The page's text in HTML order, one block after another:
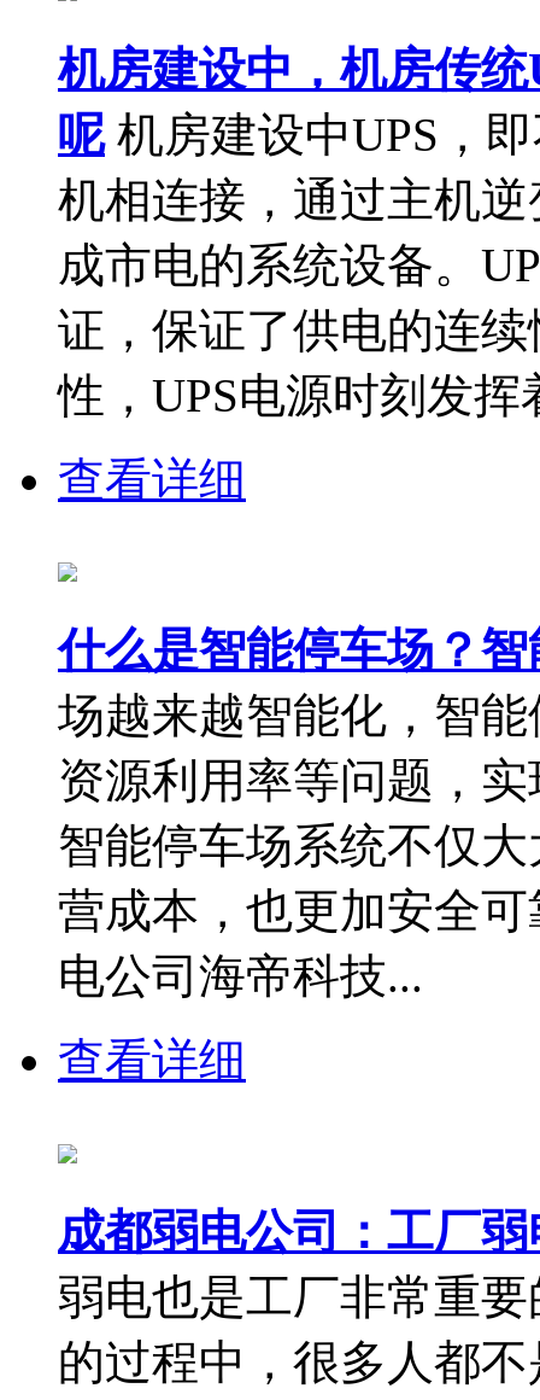
机房建设中，机房传
呢 机房建设中UPS，
机相连接，通过主机
成市电的系统设备。
证，保证了供电的连
性，UPS电源时刻发挥
查看详细
什么是智能停车场？
场越来越智能化，智
资源利用率等问题，
智能停车场系统不仅
营成本，也更加安全
电公司海帝科技...
查看详细
成都弱电公司：工厂
弱电也是工厂非常重
的过程中，很多人都